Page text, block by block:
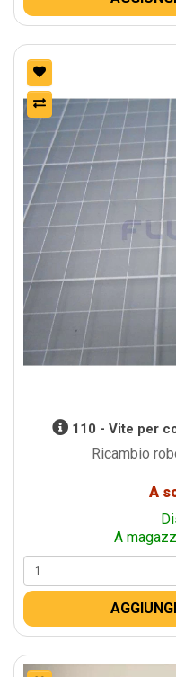
110 - Vite per
Ricambio
A
A